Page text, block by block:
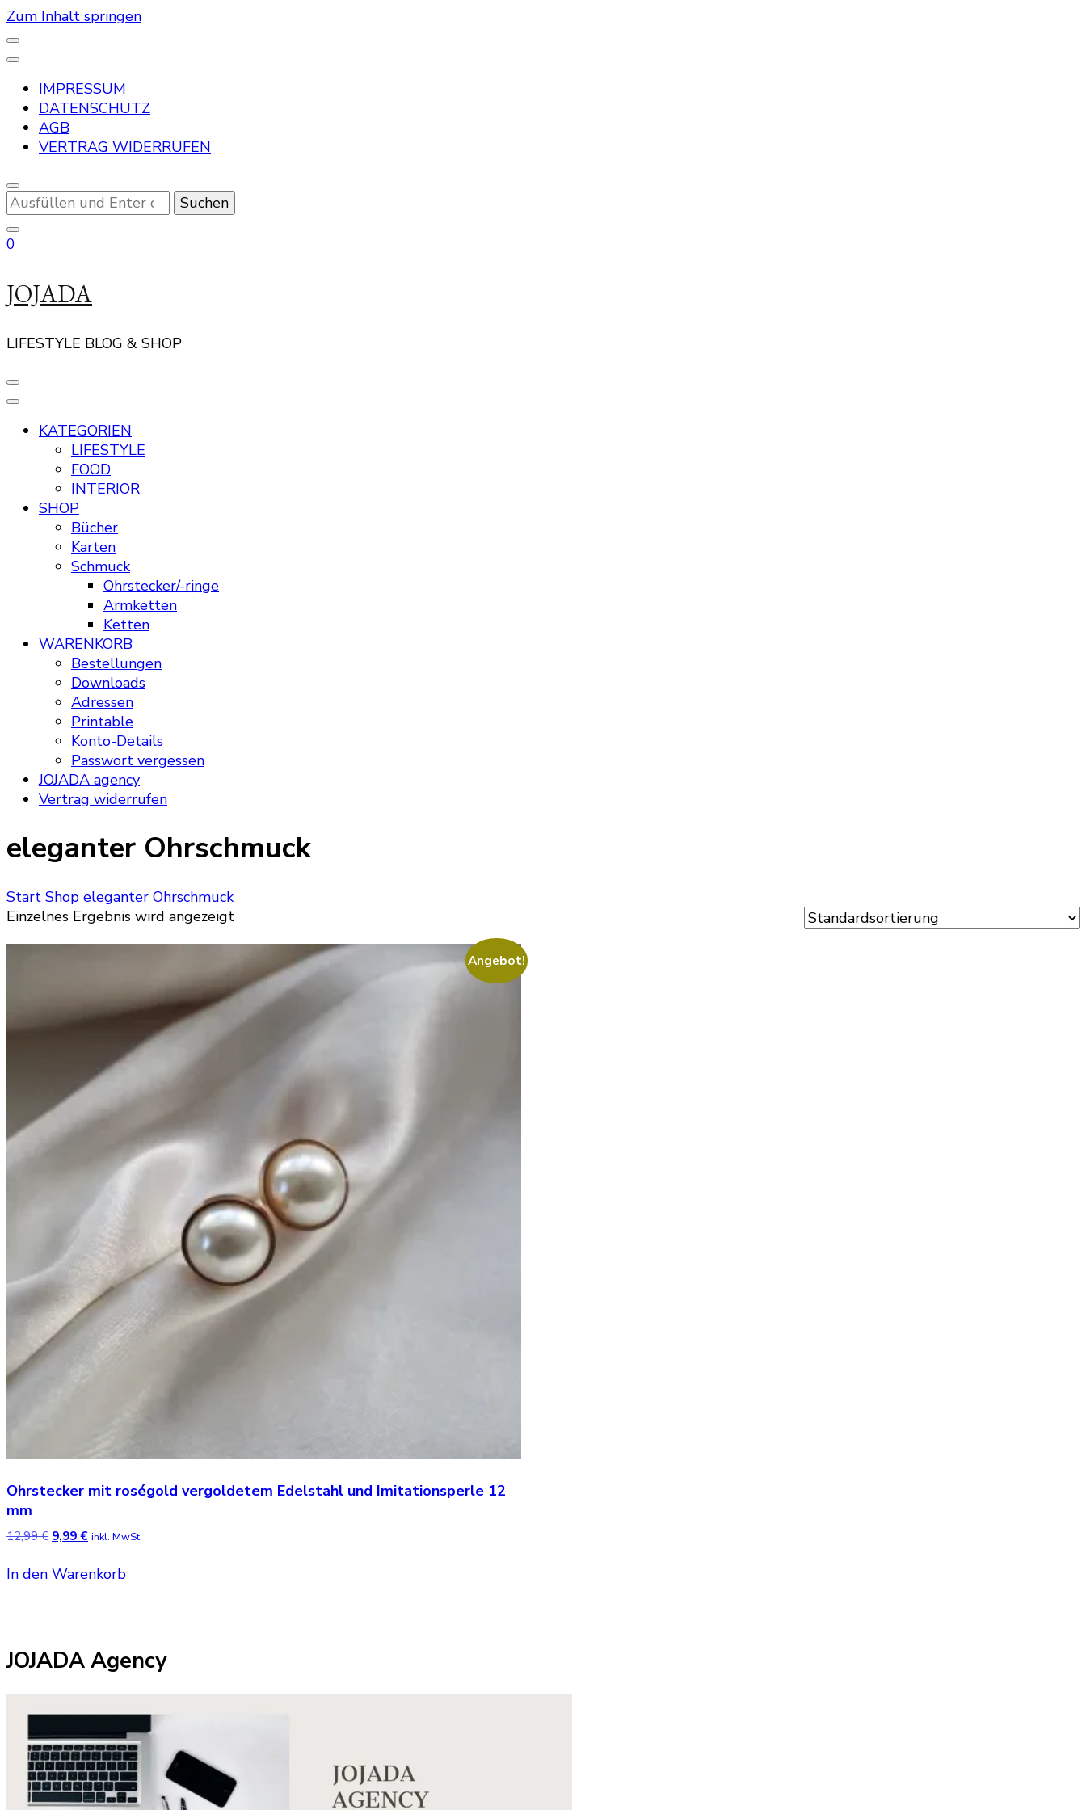
Zum Inhalt springen
IMPRESSUM
DATENSCHUTZ
AGB
VERTRAG WIDERRUFEN
Suchst
du
nach
0
JOJADA
LIFESTYLE BLOG & SHOP
KATEGORIEN
LIFESTYLE
FOOD
INTERIOR
SHOP
Bücher
Karten
Schmuck
Ohrstecker/-ringe
Armketten
Ketten
WARENKORB
Bestellungen
Downloads
Adressen
Printable
Konto-Details
Passwort vergessen
JOJADA agency
Vertrag widerrufen
eleganter Ohrschmuck
Start Shop eleganter Ohrschmuck
Einzelnes Ergebnis wird angezeigt
Angebot!
Ohrstecker mit roségold vergoldetem Edelstahl und Imitationsperle 12
mm
12,99€ Ursprünglicher
war:
9,99€Aktueller
ist:
inkl. MwSt
In den Warenkorb
JOJADA Agency